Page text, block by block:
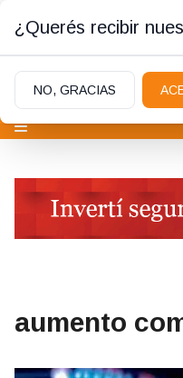
aumento
¿Querés recibir
NO, GRACIAS